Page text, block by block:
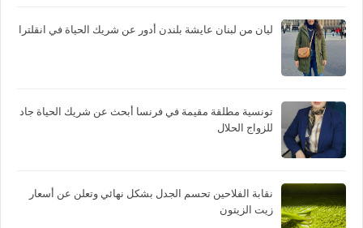
ليان من لبنان عايشة بلندن أدور عن شريك الحياة في انقلترا
تونسية مطلقة مقيمة في فرنسا أبحث عن شريك الحياة جاد
للزواج الحلال
نقابة الفلاحين تحسم الجدل بشكل نهائي وتعلن عن أسعار
زيت الزيتون